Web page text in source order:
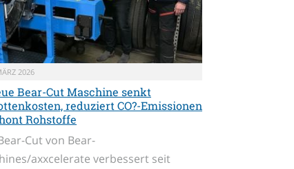
2026
Bear-Cut Maschine senkt
reduziert CO?-Emissionen
Rohstoffe
Cut von Bear-
axxcelerate verbessert seit